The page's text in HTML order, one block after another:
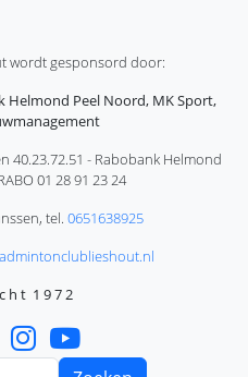
wordt gesponsord door:
Helmond Peel Noord, MK Sport,
40.23.72.51 - Rabobank Helmond
01 28 91 23 24
tel. 0651638925
h t 1 9 7 2